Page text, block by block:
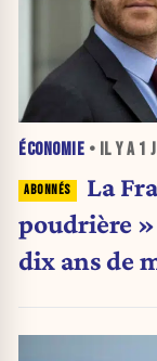
ÉCONOMIE • IL Y A 1
La
poudrière
dix ans de